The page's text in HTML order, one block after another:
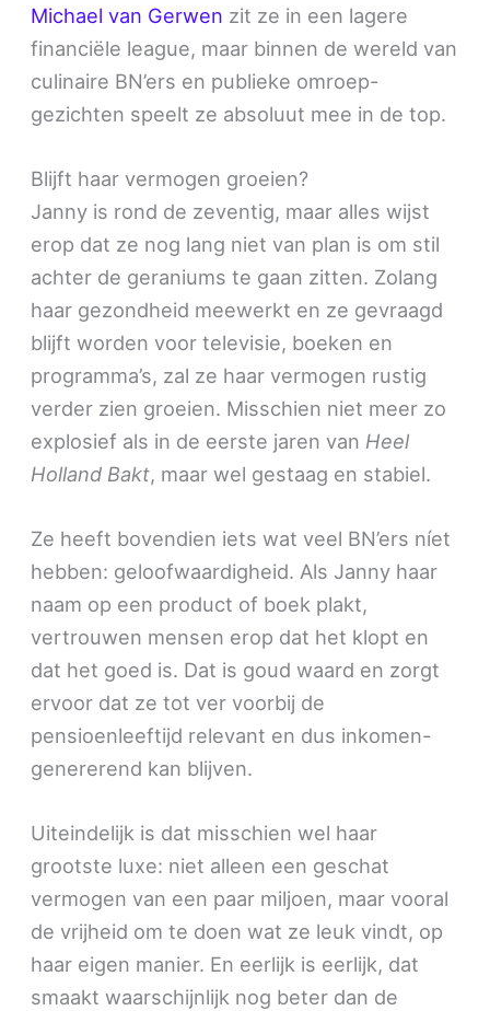
Michael van Gerwen zit ze in een lagere
financiële league, maar binnen de wereld van
culinaire BN’ers en publieke omroep-
gezichten speelt ze absoluut mee in de top.
Blijft haar vermogen groeien?
Janny is rond de zeventig, maar alles wijst
erop dat ze nog lang niet van plan is om stil
achter de geraniums te gaan zitten. Zolang
haar gezondheid meewerkt en ze gevraagd
blijft worden voor televisie, boeken en
programma’s, zal ze haar vermogen rustig
verder zien groeien. Misschien niet meer zo
explosief als in de eerste jaren van Heel
Holland Bakt, maar wel gestaag en stabiel.
Ze heeft bovendien iets wat veel BN’ers níet
hebben: geloofwaardigheid. Als Janny haar
naam op een product of boek plakt,
vertrouwen mensen erop dat het klopt en
dat het goed is. Dat is goud waard en zorgt
ervoor dat ze tot ver voorbij de
pensioenleeftijd relevant en dus inkomen-
genererend kan blijven.
Uiteindelijk is dat misschien wel haar
grootste luxe: niet alleen een geschat
vermogen van een paar miljoen, maar vooral
de vrijheid om te doen wat ze leuk vindt, op
haar eigen manier. En eerlijk is eerlijk, dat
smaakt waarschijnlijk nog beter dan de